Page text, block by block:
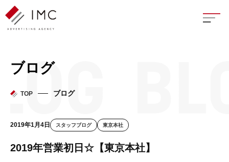
座談
ブログ
TOP ブログ
2019年1月4日 スタッフブログ 東京本社
2019年営業初日☆【東京本社】